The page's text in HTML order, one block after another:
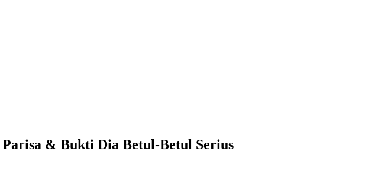
& Bukti Dia Betul-Betul Serius